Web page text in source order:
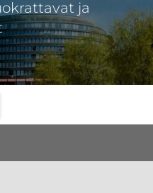
ja